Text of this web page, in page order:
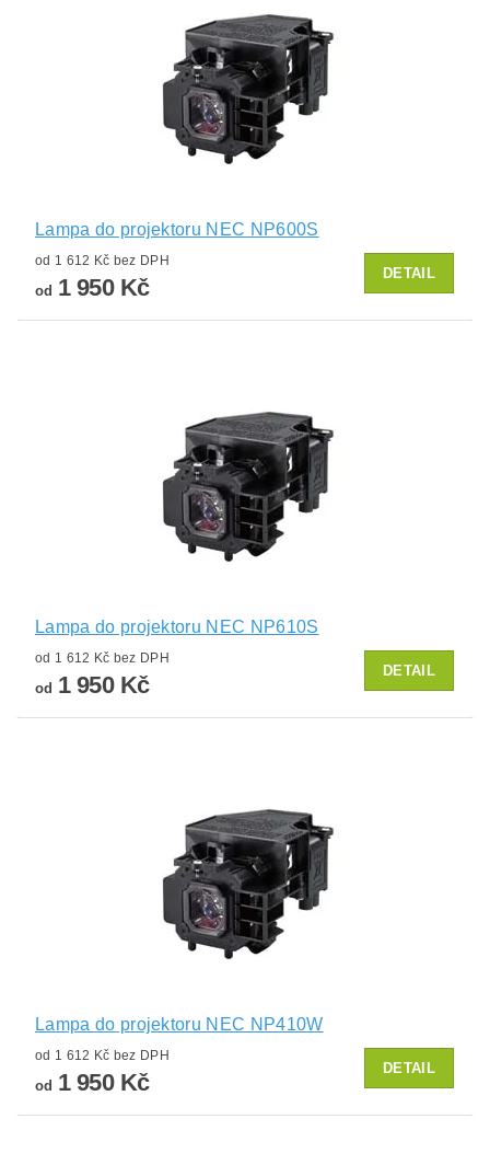
Lampa do projektoru NEC NP600S
od 1 612 Kč bez DPH
od 1 950 Kč
DETAIL
Lampa do projektoru NEC NP610S
od 1 612 Kč bez DPH
od 1 950 Kč
DETAIL
Lampa do projektoru NEC NP410W
od 1 612 Kč bez DPH
od 1 950 Kč
DETAIL